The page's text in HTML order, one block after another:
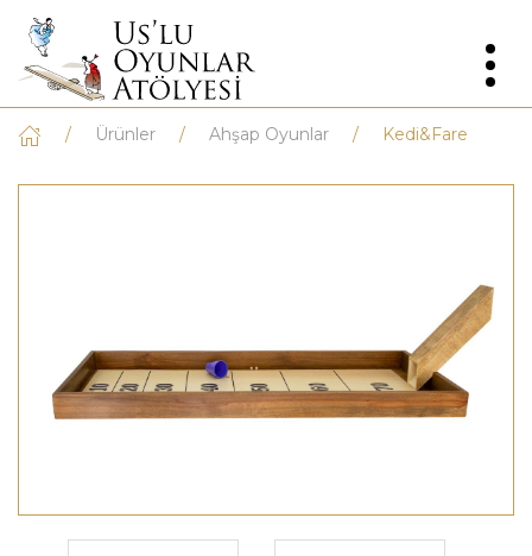
Ürünler Ahşap Oyunlar Kedi&Fare